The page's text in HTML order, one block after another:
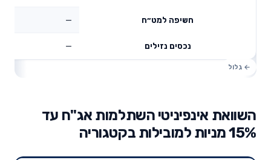
חשיפה למט״ח —
נכסים נזילים —
השוואת אינפיניטי השתלמות אג"ח עד
15% מניות למובילות בקטגוריה